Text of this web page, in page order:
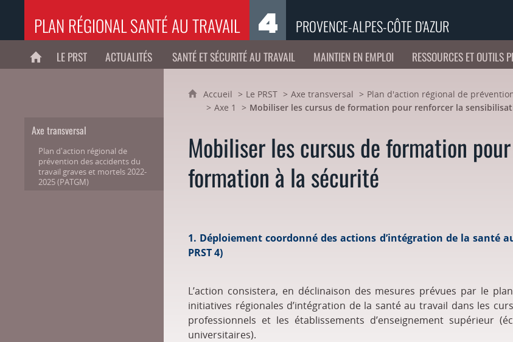
PLAN RÉGIONAL SANTÉ AU TRAVAIL PROVENCE-ALPES-CÔTE D'AZUR
ACCUEIL
LE PRST ACTUALITÉS SANTÉ ET SÉCURITÉ AU TRAVAIL MAINTIEN EN EMPLOI RESSOURCES ET OUTILS
Axe transversal
Plan d'action régional de
prévention des accidents du
travail graves et mortels 2022-
2025 (PATGM)
Accueil Le PRST Axe transversal
Plan d'action régional de
Axe 1
Mobiliser les cursus de formation pour renforcer la
Mobiliser les cursus de formation
formation à la sécurité
1. Déploiement coordonné des actions d’intégration de la
PRST 4)
L’action consistera, en déclinaison des mesures prévues par le
initiatives régionales d’intégration de la santé au travail dans les
professionnels et les établissements d’enseignement supérieur
universitaires).